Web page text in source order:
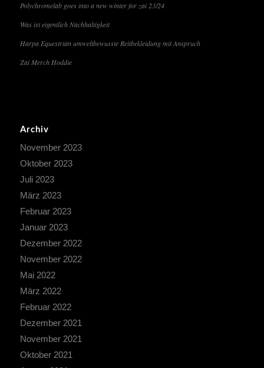
Polychromelab goes into a new winter for zai 23/24
Was ist eigentlich Nachhaltigkeit
Harpa Equestrian umweltbewusste Reitbekleidung mit Anspruch
Zai Merch Hoddie
Archiv
November 2023
Oktober 2023
Juli 2023
März 2023
Februar 2023
Januar 2023
Dezember 2022
November 2022
Mai 2022
März 2022
Februar 2022
Dezember 2021
November 2021
Oktober 2021